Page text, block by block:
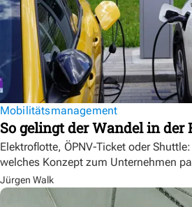
Mobilitätsmanagement
So gelingt der Wandel in
Elektroflotte, ÖPNV-Ticket oder
welches Konzept zum Unternehmen
Jürgen Walk